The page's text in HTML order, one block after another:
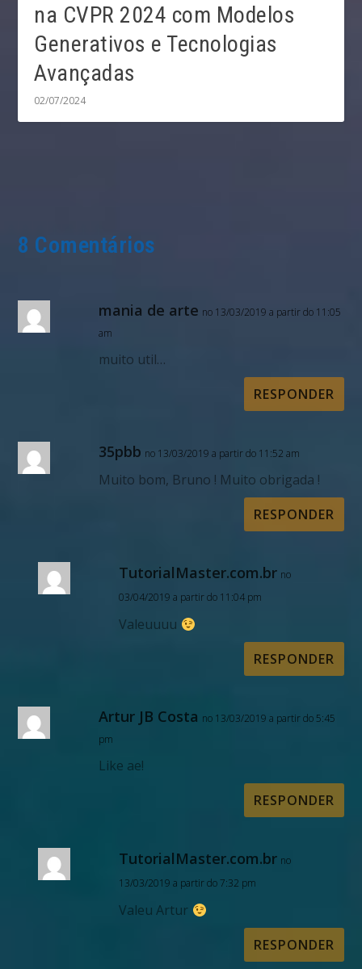
na CVPR 2024 com Modelos
Generativos e Tecnologias
Avançadas
02/07/2024
8 Comentários
mania de arte no 13/03/2019 a partir do 11:05
am
muito util…
RESPONDER
35pbb no 13/03/2019 a partir do 11:52 am
Muito bom, Bruno ! Muito obrigada !
RESPONDER
TutorialMaster.com.br no
03/04/2019 a partir do 11:04 pm
Valeuuuu
RESPONDER
Artur JB Costa no 13/03/2019 a partir do 5:45
pm
Like ae!
RESPONDER
TutorialMaster.com.br no
13/03/2019 a partir do 7:32 pm
Valeu Artur
RESPONDER